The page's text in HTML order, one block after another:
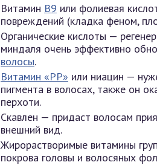
Витамин В9 или фолиевая
повреждений (кладка феном,
Органические кислоты —
миндаля очень эффективно
волосы.
Витамин «PP» или ниацин —
пигмента в волосах, также он
перхоти.
Скавлен — придаст волосам
внешний вид.
Жирорастворимые витамины
покрова головы и волосяных